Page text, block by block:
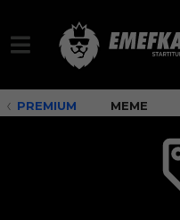
PREMIUM MEME